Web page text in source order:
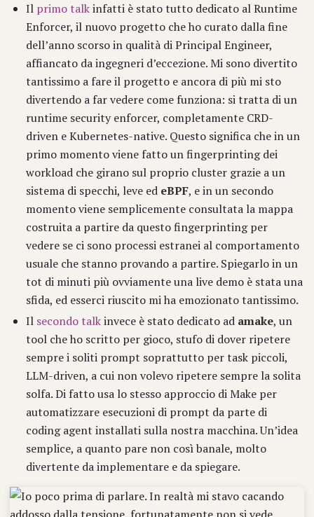
Il primo talkinfatti è stato tutto dedicato al Runtime
Enforcer, il nuovo progetto che ho curato dalla fine
dell’anno scorso in qualità di Principal Engineer,
affiancato da ingegneri d’eccezione. Mi sono divertito
tantissimo a fare il progetto e ancora di più mi sto
divertendo a far vedere come funziona: si tratta di un
runtime security enforcer, completamente CRD-
driven e Kubernetes-native. Questo significa che in un
primo momento viene fatto un fingerprinting dei
workload che girano sul proprio cluster grazie a un
sistema di specchi, leve ed eBPF, e in un secondo
momento viene semplicemente consultata la mappa
costruita a partire da questo fingerprinting per
vedere se ci sono processi estranei al comportamento
usuale che stanno provando a partire. Spiegarlo in un
tot di minuti più ovviamente una live demo è stata una
sfida, ed esserci riuscito mi ha emozionato tantissimo.
Il secondo talkinvece è stato dedicato ad amake, un
tool che ho scritto per gioco, stufo di dover ripetere
sempre i soliti prompt soprattutto per task piccoli,
LLM-driven, a cui non volevo ripetere sempre la solita
solfa. Di fatto usa lo stesso approccio di Make per
automatizzare esecuzioni di prompt da parte di
coding agent installati sulla nostra macchina. Un’idea
semplice, a quanto pare non così banale, molto
divertente da implementare e da spiegare.